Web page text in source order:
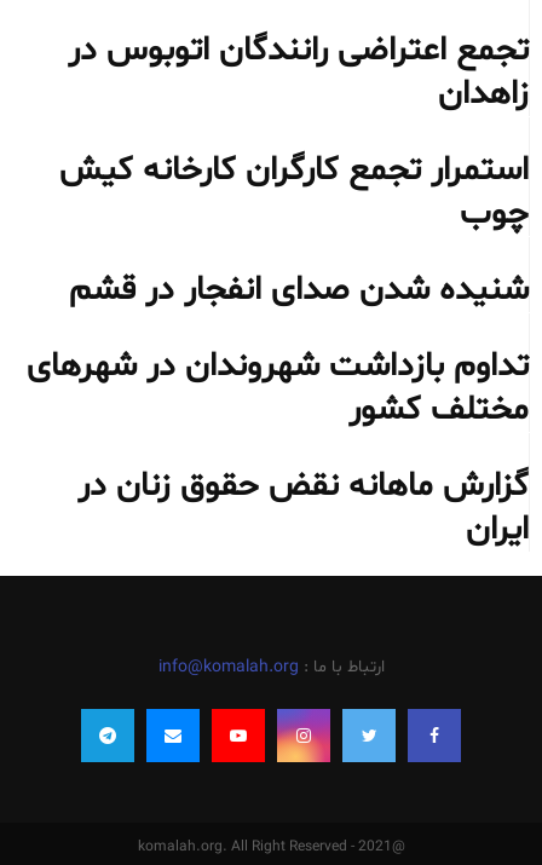
تجمع اعتراضی رانندگان اتوبوس در
زاهدان
استمرار تجمع کارگران کارخانه کیش
چوب
شنیده شدن صدای انفجار در قشم
تداوم بازداشت شهروندان در شهرهای
مختلف کشور
گزارش ماهانه نقض حقوق زنان در
ایران
ارتباط با ما : info@komalah.org
@2021 - komalah.org. All Right Reserved